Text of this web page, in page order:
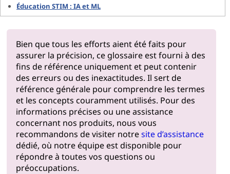
Éducation STIM : IA et ML
Bien que tous les efforts aient été faits pour
assurer la précision, ce glossaire est fourni à des
fins de référence uniquement et peut contenir
des erreurs ou des inexactitudes. Il sert de
référence générale pour comprendre les termes
et les concepts couramment utilisés. Pour des
informations précises ou une assistance
concernant nos produits, nous vous
recommandons de visiter notresite d’assistance
dédié, où notre équipe est disponible pour
répondre à toutes vos questions ou
préoccupations.